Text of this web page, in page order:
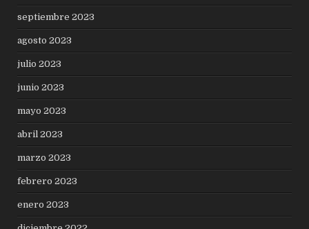
septiembre 2023
agosto 2023
julio 2023
junio 2023
mayo 2023
abril 2023
marzo 2023
febrero 2023
enero 2023